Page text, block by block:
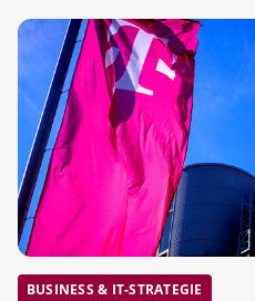
BUSINESS & IT-STRATEGIE